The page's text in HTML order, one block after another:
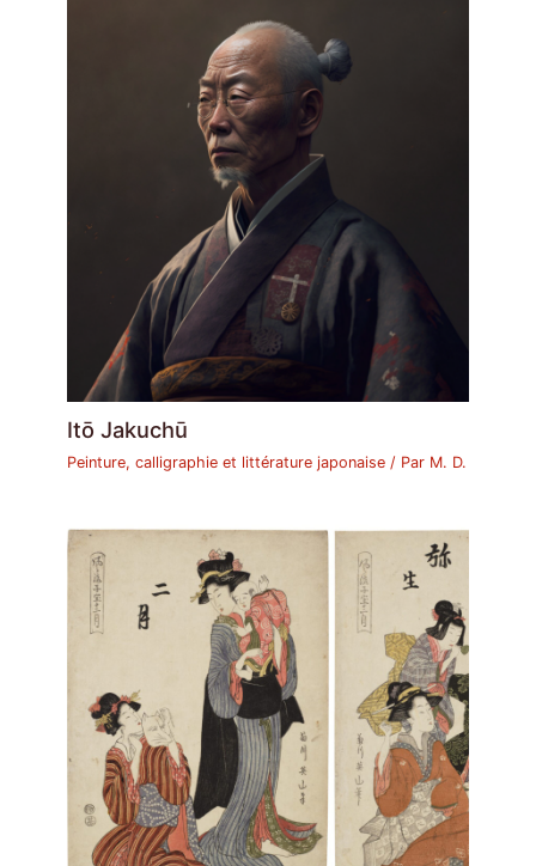
Itō Jakuchū
Peinture, calligraphie et littérature japonaise / Par M. D.